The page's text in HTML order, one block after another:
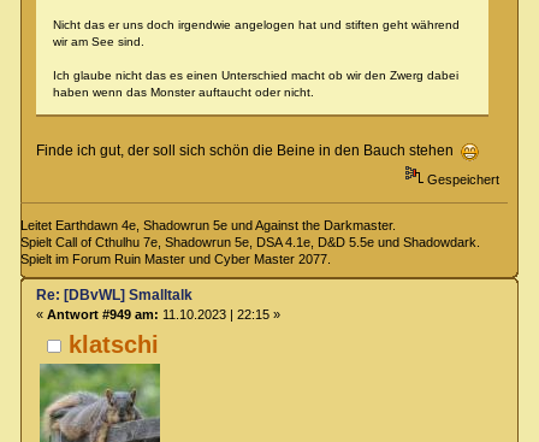
Nicht das er uns doch irgendwie angelogen hat und stiften geht während
wir am See sind.
Ich glaube nicht das es einen Unterschied macht ob wir den Zwerg dabei
haben wenn das Monster auftaucht oder nicht.
Finde ich gut, der soll sich schön die Beine in den Bauch stehen
Gespeichert
Leitet Earthdawn 4e, Shadowrun 5e und Against the Darkmaster.
Spielt Call of Cthulhu 7e, Shadowrun 5e, DSA 4.1e, D&D 5.5e und Shadowdark.
Spielt im Forum Ruin Master und Cyber Master 2077.
klatschi
Re: [DBvWL] Smalltalk
« Antwort #949 am: 11.10.2023 | 22:15 »